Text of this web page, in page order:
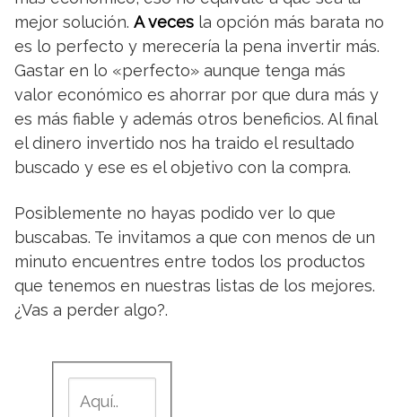
mejor solución. A veces la opción más barata no
es lo perfecto y merecería la pena invertir más.
Gastar en lo «perfecto» aunque tenga más
valor económico es ahorrar por que dura más y
es más fiable y además otros beneficios. Al final
el dinero invertido nos ha traido el resultado
buscado y ese es el objetivo con la compra.
Posiblemente no hayas podido ver lo que
buscabas. Te invitamos a que con menos de un
minuto encuentres entre todos los productos
que tenemos en nuestras listas de los mejores.
¿Vas a perder algo?.